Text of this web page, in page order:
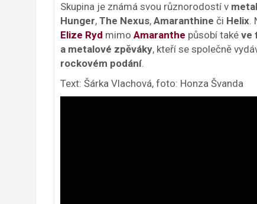
Skupina je známá svou různorodostí v
Hunger, The Nexus, Amaranthine či Helix.
Elize Ryd mimo Amaranthe působí také ve
a metalové zpěváky, kteří se společně
rockovém podání.
Text: Šárka Vlachová, foto: Honza Švanda